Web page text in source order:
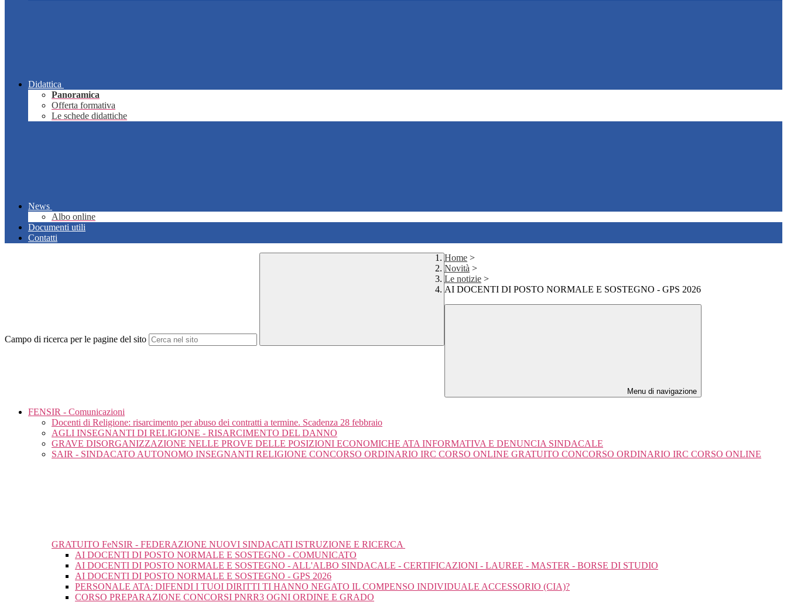
Didattica
Panoramica
Offerta formativa
Le schede didattiche
News
Albo online
Documenti utili
Contatti
Campo di ricerca per le pagine del sito
Home >
Novità >
Le notizie >
AI DOCENTI DI POSTO NORMALE E SOSTEGNO - GPS 2026
Menu di navigazione
FENSIR - Comunicazioni
Docenti di Religione: risarcimento per abuso dei contratti a termine. Scadenza 28 febbraio
AGLI INSEGNANTI DI RELIGIONE - RISARCIMENTO DEL DANNO
GRAVE DISORGANIZZAZIONE NELLE PROVE DELLE POSIZIONI ECONOMICHE ATA INFORMATIVA E DENUNCIA SINDACALE
SAIR - SINDACATO AUTONOMO INSEGNANTI RELIGIONE CONCORSO ORDINARIO IRC CORSO ONLINE GRATUITO CONCORSO ORDINARIO IRC CORSO ONLINE
GRATUITO FeNSIR - FEDERAZIONE NUOVI SINDACATI ISTRUZIONE E RICERCA
AI DOCENTI DI POSTO NORMALE E SOSTEGNO - COMUNICATO
AI DOCENTI DI POSTO NORMALE E SOSTEGNO - ALL'ALBO SINDACALE - CERTIFICAZIONI - LAUREE - MASTER - BORSE DI STUDIO
AI DOCENTI DI POSTO NORMALE E SOSTEGNO - GPS 2026
PERSONALE ATA: DIFENDI I TUOI DIRITTI TI HANNO NEGATO IL COMPENSO INDIVIDUALE ACCESSORIO (CIA)?
CORSO PREPARAZIONE CONCORSI PNRR3 OGNI ORDINE E GRADO